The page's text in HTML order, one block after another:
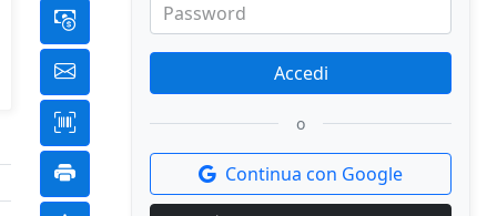
Password
Accedi
o
Continua con Google